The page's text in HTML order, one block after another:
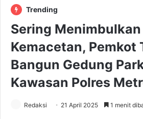
Trending
Sering Menimbulkan
Kemacetan, Pemkot
Bangun Gedung
Kawasan Polres
Redaksi 21 April 2025 1 menit